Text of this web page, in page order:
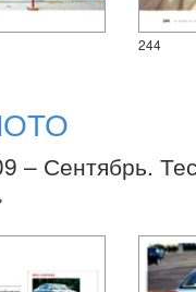
244
– Сентябрь.